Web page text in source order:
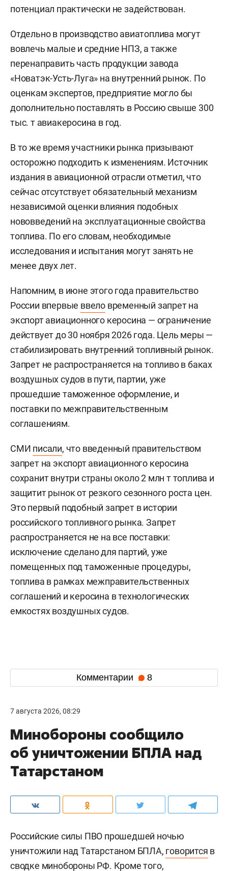
потенциал практически не задействован.
Отдельно в производство авиатоплива могут
вовлечь малые и средние НПЗ, а также
перенаправить часть продукции завода
«Новатэк-Усть-Луга» на внутренний рынок. По
оценкам экспертов, предприятие могло бы
дополнительно поставлять в Россию свыше 300
тыс. т авиакеросина в год.
В то же время участники рынка призывают
осторожно подходить к изменениям. Источник
издания в авиационной отрасли отметил, что
сейчас отсутствует обязательный механизм
независимой оценки влияния подобных
нововведений на эксплуатационные свойства
топлива. По его словам, необходимые
исследования и испытания могут занять не
менее двух лет.
Напомним, в июне этого года правительство
России впервые ввело временный запрет на
экспорт авиационного керосина — ограничение
действует до 30 ноября 2026 года. Цель меры —
стабилизировать внутренний топливный рынок.
Запрет не распространяется на топливо в баках
воздушных судов в пути, партии, уже
прошедшие таможенное оформление, и
поставки по межправительственным
соглашениям.
СМИ писали, что введенный правительством
запрет на экспорт авиационного керосина
сохранит внутри страны около 2 млн т топлива и
защитит рынок от резкого сезонного роста цен.
Это первый подобный запрет в истории
российского топливного рынка. Запрет
распространяется не на все поставки:
исключение сделано для партий, уже
помещенных под таможенные процедуры,
топлива в рамках межправительственных
соглашений и керосина в технологических
емкостях воздушных судов.
Комментарии 8
7 августа 2026, 08:29
Минобороны сообщило
об уничтожении БПЛА над
Татарстаном
Российские силы ПВО прошедшей ночью
уничтожили над Татарстаном БПЛА, говорится в
сводке минобороны РФ. Кроме того,